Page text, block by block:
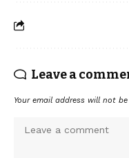
Leave a
Your email address will not